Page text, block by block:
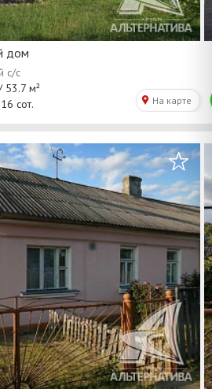
дом